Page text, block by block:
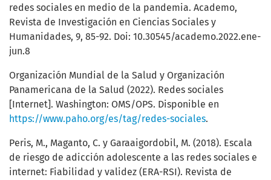
redes sociales en medio de la pandemia. Academo,
Revista de Investigación en Ciencias Sociales y
Humanidades, 9, 85-92. Doi: 10.30545/academo.2022.ene-
jun.8
Organización Mundial de la Salud y Organización
Panamericana de la Salud (2022). Redes sociales
[Internet]. Washington: OMS/OPS. Disponible en
https://www.paho.org/es/tag/redes-sociales.
Peris, M., Maganto, C. y Garaaigordobil, M. (2018). Escala
de riesgo de adicción adolescente a las redes sociales e
internet: Fiabilidad y validez (ERA-RSI). Revista de